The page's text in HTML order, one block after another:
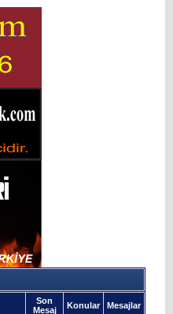
Son
Mesaj
Konular Mesajlar